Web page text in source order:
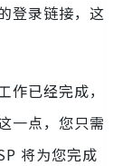
登录链接，这
已经完成，
一点，您只需
将为您完成